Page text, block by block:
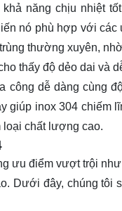
năng chịu nhiệt
nó phù hợp với
thường xuyên,
thấy độ dẻo dai và
công dễ dàng cùng
giúp inox 304
loại chất lượng cao.
ưu điểm vượt trội
Dưới đây, chúng tôi